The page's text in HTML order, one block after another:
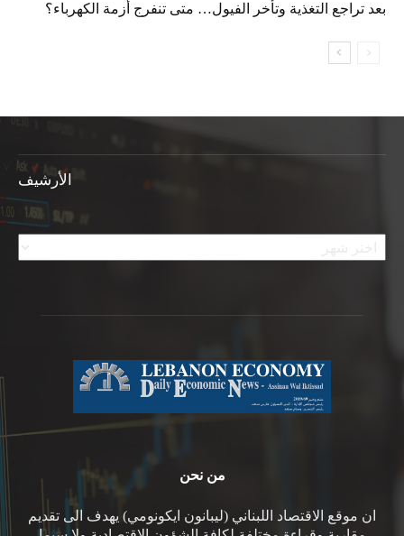
بعد تراجع التغذية وتأخر الفيول… متى تنفرج أزمة الكهرباء؟
الأرشيف
الأرشيف
من نحن
ان موقع الاقتصاد اللبناني (ليبانون ايكونومي) يهدف الى تقديم